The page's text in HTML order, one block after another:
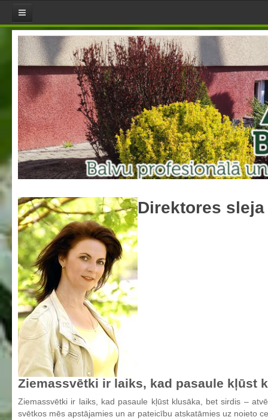
Aktualitātes
Jaunumi
Direktores sleja
Pasākumu plāns
Skola
Misija, mērķi un vērtības
Skolotāji
Skolas himna
Pašvērtējuma ziņojumi
Aktualizētais pašvērtējuma ziņojums 2021
Aktualizētais pašvērtējuma ziņojums 2022
Aktualizētais pašvērtējuma ziņojums 2023
Aktualizētais pašvērtējuma ziņojums 2024
Aktualizētais pašvērtējuma ziņojums 2025
BPVV attīstības un investīciju stratēģijas plāns
Investīciju un attīstības stratēģija
Skolas telpu īres cenrādis
Skolas internāts
BPVV ciklogramma
Direktores sleja
Ziemassvētki ir laiks, kad pasaule kļūst
Ziemassvētki ir laiks, kad pasaule kļūst klusāka, bet sirdis –
svētkos mēs apstājamies un ar pateicību atskatāmies uz noieto